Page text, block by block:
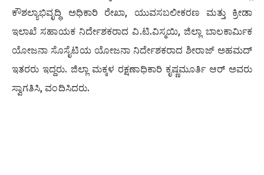
ಕೌಶಲ್ಯಾಭಿವೃದ್ಧಿ ಅಧಿಕಾರಿ ರೇಖಾ, ಯುವಸಬಲೀಕರಣ ಮತ್ತು ಕ್ರೀಡಾ
ಇಲಾಖೆ ಸಹಾಯಕ ನಿರ್ದೇಶಕರಾದ ವಿ.ಟಿ.ವಿಸ್ಮಯಿ, ಜಿಲ್ಲಾ ಬಾಲಕಾರ್ಮಿಕ
ಯೋಜನಾ ಸೊಸೈಟಿಯ ಯೋಜನಾ ನಿರ್ದೇಶಕರಾದ ಶೀರಾಜ್ ಅಹಮದ್
ಇತರರು ಇದ್ದರು. ಜಿಲ್ಲಾ ಮಕ್ಕಳ ರಕ್ಷಣಾಧಿಕಾರಿ ಕೃಷ್ಣಮೂರ್ತಿ ಆರ್ ಅವರು
ಸ್ವಾಗತಿಸಿ, ವಂದಿಸಿದರು.